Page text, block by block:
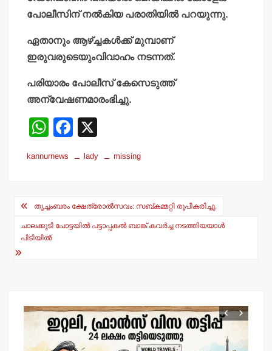
പോലീസിന് നല്‍കിയ പരാതിയില്‍ പറയുന്നു.
ഏതാനും ആഴ്ച്ചകള്‍ക്ക് മുമ്പാണ്
ഇരുവരുടെയുംവിവാഹം നടന്നത്.
പരിയാരം പോലീസ് കേസെടുത്ത്
അന്വേഷണമാരംഭിച്ചു.
W
at
A
p
p
F
c
b
o
kannurnews lady missing
Post
navigation
തൃച്ചംബരം ക്ഷേത്രോല്‍സവം: സബ്കമ്മറ്റി രൂപീകരിച്ചു.
ചാലക്കുടി പോട്ടയില്‍ പട്ടാപ്പകല്‍ ബാങ്ക് കവര്‍ച്ച നടത്തിയയാള്‍
പിടിയില്‍